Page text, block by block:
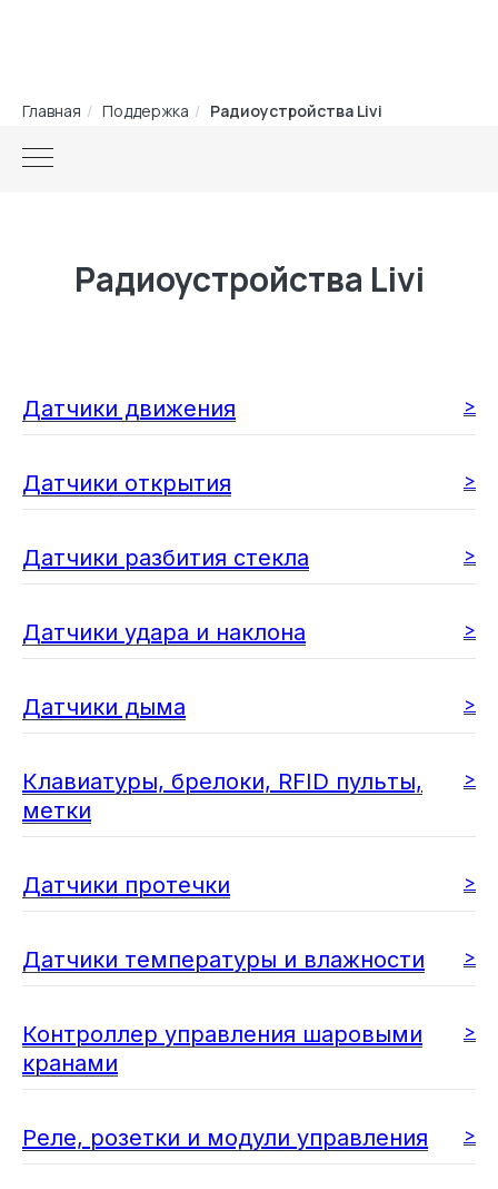
Главная / Поддержка / Радиоустройства Livi
Радиоустройства Livi
Датчики движения >
Датчики открытия >
Датчики разбития стекла >
Датчики удара и наклона >
Датчики дыма >
Клавиатуры, брелоки, RFID пульты,
метки
>
Датчики протечки >
Датчики температуры и влажности >
Контроллер управления шаровыми
кранами
>
Реле, розетки и модули управления >